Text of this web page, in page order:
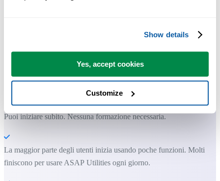
Show details
Yes, accept cookies
Customize
Risparmia tempo in Excel. Così semplice.
ASAP Utilities ti aiuta a risparmiare tempo e a fare cose che Excel da
solo non può fare.
Puoi iniziare subito. Nessuna formazione necessaria.
La maggior parte degli utenti inizia usando poche funzioni. Molti
finiscono per usare ASAP Utilities ogni giorno.